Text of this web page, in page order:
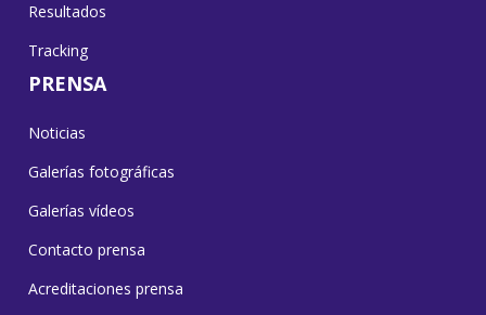
Resultados
Tracking
PRENSA
Noticias
Galerías fotográficas
Galerías vídeos
Contacto prensa
Acreditaciones prensa